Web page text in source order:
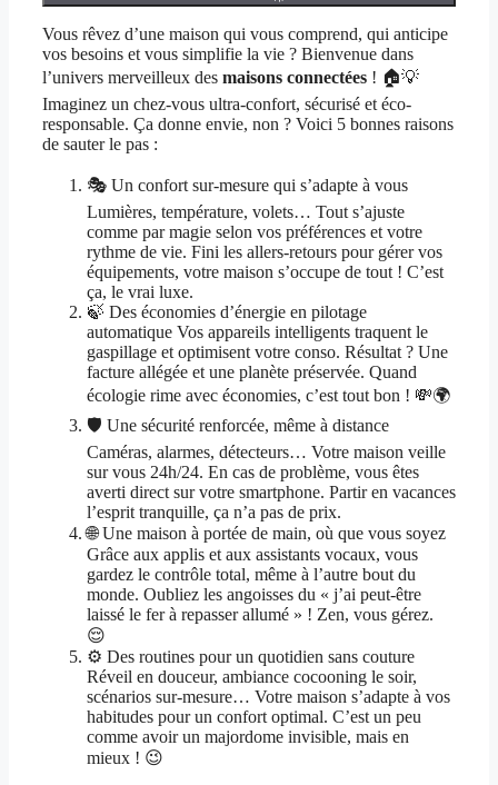
Vous rêvez d’une maison qui vous comprend, qui anticipe
vos besoins et vous simplifie la vie ? Bienvenue dans
l’univers merveilleux des maisons connectées ! 🏠💡
Imaginez un chez-vous ultra-confort, sécurisé et éco-
responsable. Ça donne envie, non ? Voici 5 bonnes raisons
de sauter le pas :
🎭 Un confort sur-mesure qui s’adapte à vous
Lumières, température, volets… Tout s’ajuste
comme par magie selon vos préférences et votre
rythme de vie. Fini les allers-retours pour gérer vos
équipements, votre maison s’occupe de tout ! C’est
ça, le vrai luxe.
🍃 Des économies d’énergie en pilotage
automatique Vos appareils intelligents traquent le
gaspillage et optimisent votre conso. Résultat ? Une
facture allégée et une planète préservée. Quand
écologie rime avec économies, c’est tout bon ! 💸🌍
🛡️ Une sécurité renforcée, même à distance
Caméras, alarmes, détecteurs… Votre maison veille
sur vous 24h/24. En cas de problème, vous êtes
averti direct sur votre smartphone. Partir en vacances
l’esprit tranquille, ça n’a pas de prix.
🌐 Une maison à portée de main, où que vous soyez
Grâce aux applis et aux assistants vocaux, vous
gardez le contrôle total, même à l’autre bout du
monde. Oubliez les angoisses du « j’ai peut-être
laissé le fer à repasser allumé » ! Zen, vous gérez.
😌
⚙️ Des routines pour un quotidien sans couture
Réveil en douceur, ambiance cocooning le soir,
scénarios sur-mesure… Votre maison s’adapte à vos
habitudes pour un confort optimal. C’est un peu
comme avoir un majordome invisible, mais en
mieux ! 😉